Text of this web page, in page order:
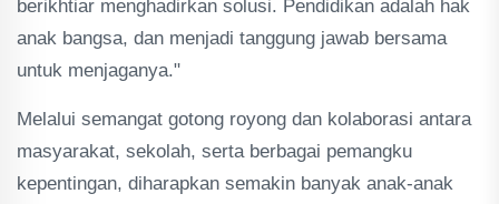
berikhtiar menghadirkan solusi. Pendidikan adalah hak
anak bangsa, dan menjadi tanggung jawab bersama
untuk menjaganya."
Melalui semangat gotong royong dan kolaborasi antara
masyarakat, sekolah, serta berbagai pemangku
kepentingan, diharapkan semakin banyak anak-anak